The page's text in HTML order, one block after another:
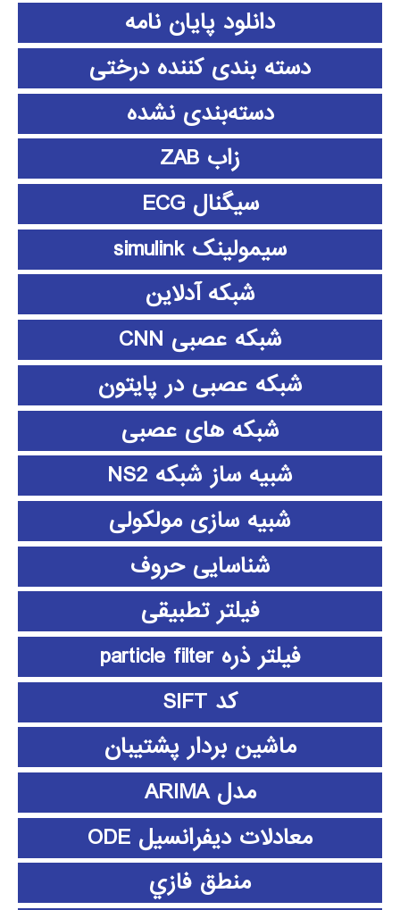
دانلود پايان نامه
دسته بندی کننده درختی
دسته‌بندی نشده
زاب ZAB
سیگنال ECG
سیمولینک simulink
شبکه آدلاین
شبکه عصبی CNN
شبکه عصبی در پایتون
شبکه های عصبی
شبیه ساز شبکه NS2
شبیه سازی مولکولی
شناسایی حروف
فیلتر تطبیقی
فیلتر ذره particle filter
کد SIFT
ماشین بردار پشتیبان
مدل ARIMA
معادلات دیفرانسیل ODE
منطق فازي